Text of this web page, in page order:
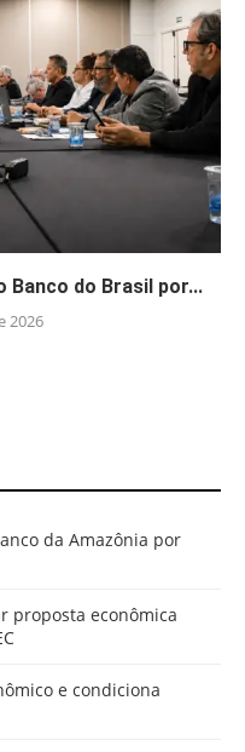
Banco do Brasil por...
2026
da Amazônia por
proposta econômica
e condiciona